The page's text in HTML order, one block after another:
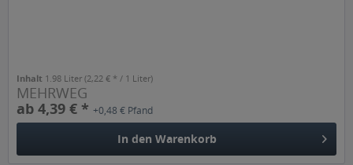
Inhalt 1.98 Liter(2,22 € * / 1 Liter)
MEHRWEG
ab 4,39 € *+0,48 € Pfand
In den Warenkorb